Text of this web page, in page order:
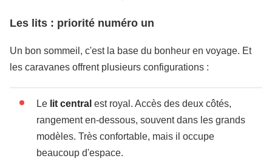
Les lits : priorité numéro un
Un bon sommeil, c'est la base du bonheur en voyage. Et
les caravanes offrent plusieurs configurations :
Le lit central est royal. Accès des deux côtés,
rangement en-dessous, souvent dans les grands
modèles. Très confortable, mais il occupe
beaucoup d'espace.